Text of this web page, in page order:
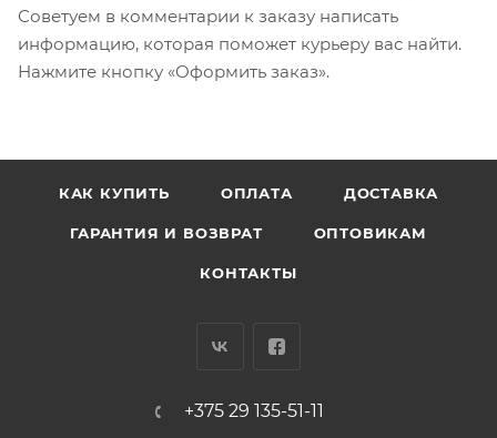
Советуем в комментарии к заказу написать
информацию, которая поможет курьеру вас найти.
Нажмите кнопку «Оформить заказ».
КАК КУПИТЬ ОПЛАТА ДОСТАВКА
ГАРАНТИЯ И ВОЗВРАТ ОПТОВИКАМ
КОНТАКТЫ
+375 29 135-51-11